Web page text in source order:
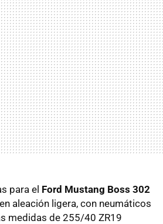
para el Ford Mustang Boss 302
aleación ligera, con neumáticos
medidas de 255/40 ZR19